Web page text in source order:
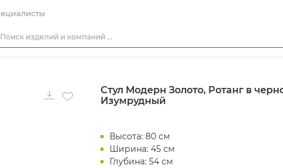
Стул Модерн Золото, Ротанг в
Изумрудный
Высота: 80 см
Ширина: 45 см
Глубина: 54 см